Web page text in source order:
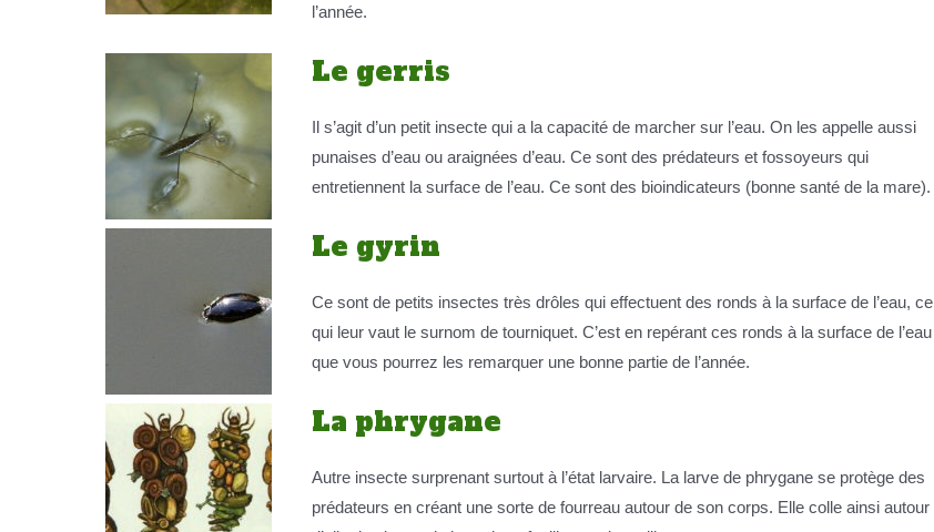
l’année.
Le gerris
Il s’agit d’un petit insecte qui a la capacité de marcher sur l’eau. On les appelle aussi
punaises d’eau ou araignées d’eau. Ce sont des prédateurs et fossoyeurs qui
entretiennent la surface de l’eau. Ce sont des bioindicateurs (bonne santé de la mare).
Le gyrin
Ce sont de petits insectes très drôles qui effectuent des ronds à la surface de l’eau, ce
qui leur vaut le surnom de tourniquet. C’est en repérant ces ronds à la surface de l’eau
que vous pourrez les remarquer une bonne partie de l’année.
La phrygane
Autre insecte surprenant surtout à l’état larvaire. La larve de phrygane se protège des
prédateurs en créant une sorte de fourreau autour de son corps. Elle colle ainsi autour